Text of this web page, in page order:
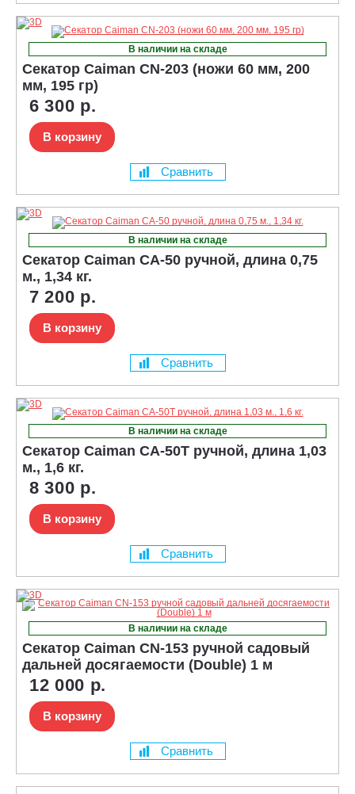
В наличии на складе
Секатор Caiman CN-203 (ножи 60 мм, 200
мм, 195 гр)
6 300 р.
В корзину
Сравнить
В наличии на складе
Секатор Caiman CA-50 ручной, длина 0,75
м., 1,34 кг.
7 200 р.
В корзину
Сравнить
В наличии на складе
Секатор Caiman CA-50T ручной, длина 1,03
м., 1,6 кг.
8 300 р.
В корзину
Сравнить
В наличии на складе
Секатор Caiman CN-153 ручной садовый
дальней досягаемости (Double) 1 м
12 000 р.
В корзину
Сравнить